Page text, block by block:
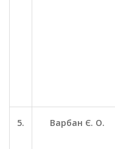
5. Варбан Є. О.